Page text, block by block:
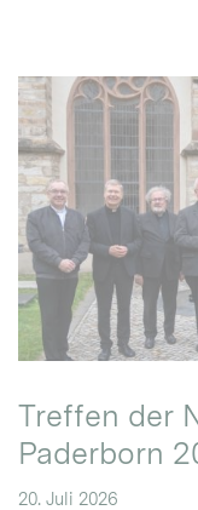
Treffen der
Paderborn
20. Juli 2026